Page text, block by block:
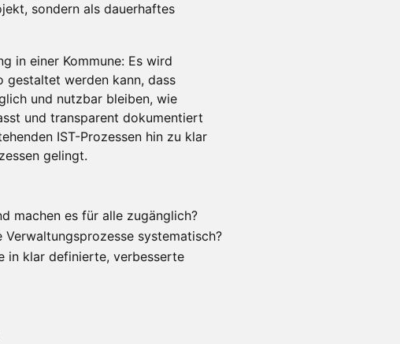
sondern als dauerhaftes
in einer Kommune: Es wird
gestaltet werden kann, dass
und nutzbar bleiben, wie
und transparent dokumentiert
IST-Prozessen hin zu klar
gelingt.
machen es für alle zugänglich?
systematisch?
in klar definierte, verbesserte